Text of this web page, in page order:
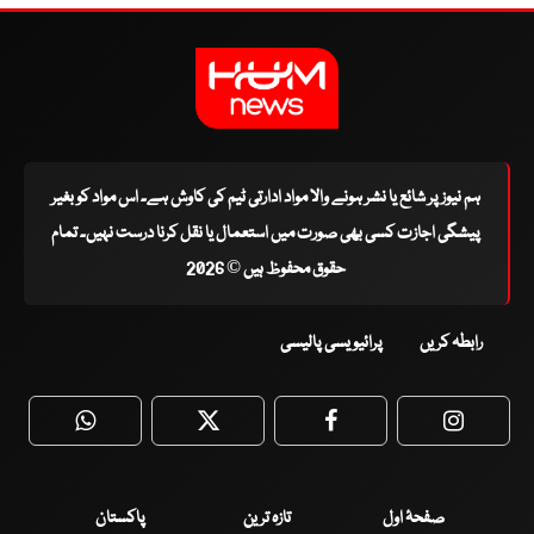
ہم نیوز پر شائع یا نشر ہونے والا مواد ادارتی ٹیم کی کاوش ہے۔ اس مواد کو بغیر
پیشگی اجازت کسی بھی صورت میں استعمال یا نقل کرنا درست نہیں۔ تمام
حقوق محفوظ ہیں © 2026
رابطہ کریں پرائیویسی پالیسی
WhatsApp Twitter Facebook
صفحۂ اول تازہ ترین پاکستان